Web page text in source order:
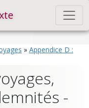
» Appendice D :
-